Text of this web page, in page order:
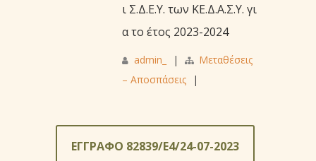
ι Σ.Δ.Ε.Υ. των ΚΕ.Δ.Α.Σ.Υ. γι
α το έτος 2023-2024
admin_ |
Μεταθέσεις
– Αποσπάσεις
|
ΕΓΓΡΑΦΟ 82839/Ε4/24-07-2023